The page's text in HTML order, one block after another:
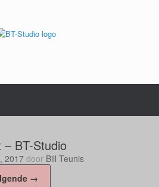
BT-Studio
2017 door Bill Teunis
→